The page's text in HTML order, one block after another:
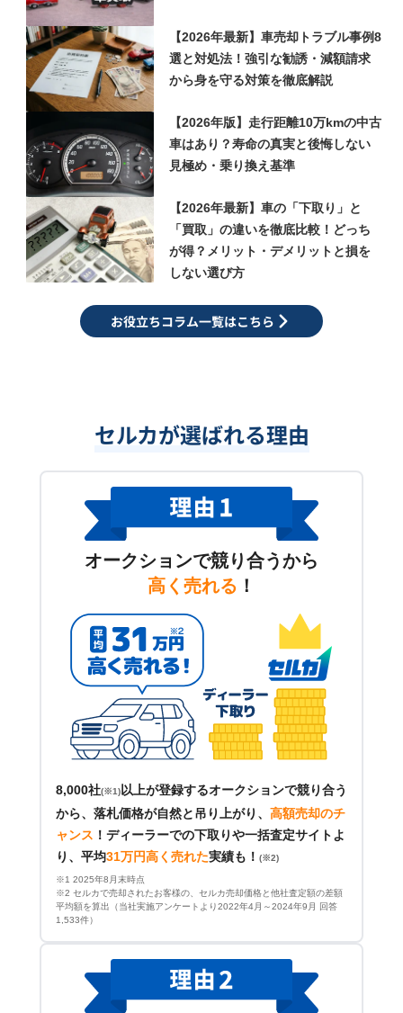
【2026年最新】車売却トラブル事例8
選と対処法！強引な勧誘・減額請求
から身を守る対策を徹底解説
【2026年版】走行距離10万kmの中古
車はあり？寿命の真実と後悔しない
見極め・乗り換え基準
【2026年最新】車の「下取り」と
「買取」の違いを徹底比較！どっち
が得？メリット・デメリットと損を
しない選び方
お役立ちコラム一覧はこちら
セルカが選ばれる理由
オークションで競り合うから
高く売れる ！
8,000社(※1) 以上が登録するオークションで競り合う
から、落札価格が自然と吊り上がり、 高額売却のチ
ャンス ！ ディーラーでの下取りや一括査定サイトよ
り、平均31万円高く売れた実績も！ (※2)
※1 2025年8月末時点
※2 セルカで売却されたお客様の、セルカ売却価格と他社査定額の差額
平均額を算出（当社実施アンケートより2022年4月～2024年9月 回答
1,533件）